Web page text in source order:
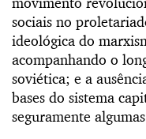
sociais no
ideológica do
acompanhando o
soviética; e a
bases do sistema
seguramente